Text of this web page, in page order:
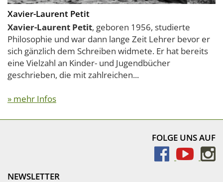
Xavier-Laurent Petit
Xavier-Laurent Petit, geboren 1956, studierte
Philosophie und war dann lange Zeit Lehrer bevor er
sich gänzlich dem Schreiben widmete. Er hat bereits
eine Vielzahl an Kinder- und Jugendbücher
geschrieben, die mit zahlreichen...
» mehr Infos
FOLGE UNS AUF
NEWSLETTER